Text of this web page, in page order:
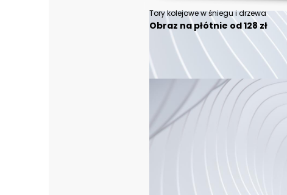
Tory kolejowe w śniegu i drzewa
Obraz na płótnie od 128 zł